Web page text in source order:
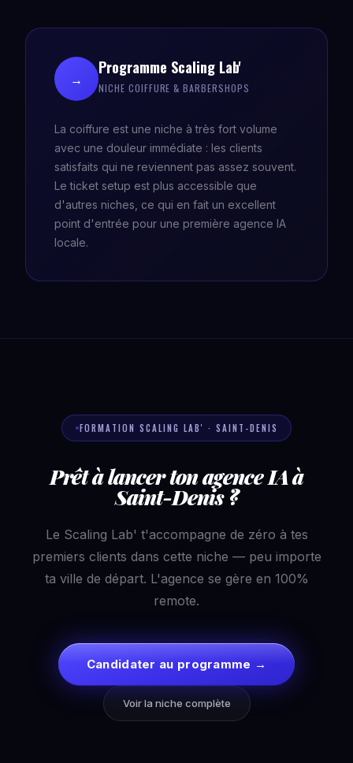
→
Programme Scaling Lab'
NICHE COIFFURE & BARBERSHOPS
La coiffure est une niche à très fort volume
avec une douleur immédiate : les clients
satisfaits qui ne reviennent pas assez souvent.
Le ticket setup est plus accessible que
d'autres niches, ce qui en fait un excellent
point d'entrée pour une première agence IA
locale.
FORMATION SCALING LAB' · SAINT-DENIS
Prêt à lancer ton agence IA à
Saint-Denis ?
Le Scaling Lab' t'accompagne de zéro à tes
premiers clients dans cette niche — peu importe
ta ville de départ. L'agence se gère en 100%
remote.
Candidater au programme →
Voir la niche complète